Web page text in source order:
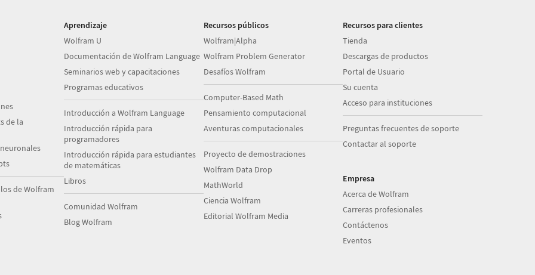
de la
de Wolfram
Aprendizaje
Wolfram U
Documentación de Wolfram Language
Seminarios web y capacitaciones
Programas educativos
Introducción a Wolfram Language
Introducción rápida para
programadores
Introducción rápida para estudiantes
de matemáticas
Libros
Comunidad Wolfram
Blog Wolfram
Recursos públicos
Wolfram|Alpha
Wolfram Problem Generator
Desafíos Wolfram
Computer-Based Math
Pensamiento computacional
Aventuras computacionales
Proyecto de demostraciones
Wolfram Data Drop
MathWorld
Ciencia Wolfram
Editorial Wolfram Media
Recursos para clientes
Tienda
Descargas de productos
Portal de Usuario
Su cuenta
Acceso para instituciones
Preguntas frecuentes de soporte
Contactar al soporte
Empresa
Acerca de Wolfram
Carreras profesionales
Contáctenos
Eventos